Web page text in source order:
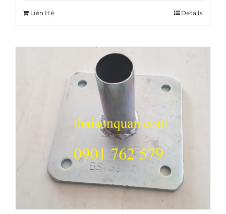
Liên Hệ Details